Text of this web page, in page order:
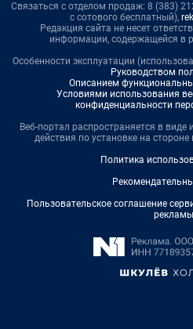
Связаться с отделом продаж: 8 (383)
с сотового бесплатный),
Редакция сайта не несет
информации, содержащейся в
Особенности эксплуатации
Руководством
Описанием
Условиями использования
конфиденциальности
Веб-портал распространяется в виде
действия по установке на
Политика
Пользовательское соглашение